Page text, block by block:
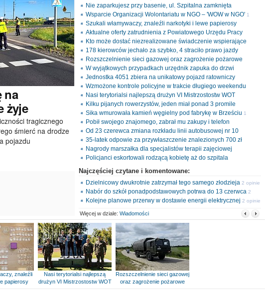
na
żyje
tragicznego
śmierć na drodze
pojazdu
Nie zaparkujesz przy basenie, ul. Szpitalna zamknięta
Wsparcie Organizacji Wolontariatu w NGO – 'WOW w NGO' 1
opinia
Szukali włamywaczy, znaleźli narkotyki i lewe papierosy
Aktualne oferty zatrudnienia z Powiatowego Urzędu Pracy
Kto może dostać niezrealizowane świadczenie wspierające
178 kierowców jechało za szybko, 4 straciło prawo jazdy
Rozszczelnienie sieci gazowej oraz zagrożenie pożarowe
W wyjątkowych przypadkach urzędnik zapuka do drzwi
Jednostka 4051 zbiera na unikatowy pojazd ratowniczy
Wzmożone kontrole policyjne w trakcie długiego weekendu
Nasi terytorialsi najlepszą drużyn VI Mistrzostostw WOT
Kilku pijanych rowerzystów, jeden miał ponad 3 promile
Sika wmurowała kamień węgielny pod fabrykę w Brześciu 1
opinia
Pobił swojego znajomego, zabrał mu zakupy i telefon
Od 23 czerewca zmiana rozkładu linii autobusowej nr 10
35-latek odpowie za przywłaszczenie znalezionych 700 zł
Nagrody marszałka dla specjalistów terapii zajęciowej
Policjanci eskortowali rodzącą kobietę aż do szpitala
Najczęściej czytane i komentowane:
Dzielnicowy dwukrotnie zatrzymał tego samego złodzieja 2 opinie
Nabór do szkół ponadpodstawowych potrwa do 13 czerwca 2
opinie
Kolejne planowe przerwy w dostawie energii elektrycznej 2 opinie
Więcej w dziale: Wiadomości
znaleźli
papierosy
Nasi terytorialsi najlepszą
drużyn VI Mistrzostostw WOT
Rozszczelnienie sieci gazowej
oraz zagrożenie pożarowe